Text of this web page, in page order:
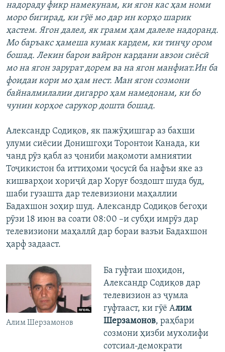
надораду фикр намекунам, ки ягон кас ҳам номи
моро бигирад, ки гӯё мо дар ин корҳо шарик
ҳастем. Ягон далел, як грамм ҳам далеле надоранд.
Мо баръакс ҳамеша кумак кардем, ки тинҷу ором
бошад. Лекин барои вайрон кардани авзои сиёсӣ
мо на ягон зарурат дорем ва на ягон манфиат.Ин ба
фоидаи кори мо ҳам нест. Ман ягон созмони
байналмилалии дигарро ҳам намедонам, ки бо
чунин корҳое сарукор дошта бошад.
Александр Содиқов, як пажӯҳишгар аз бахши
улуми сиёсии Донишгоҳи Торонтои Канада, ки
чанд рӯз қабл аз ҷониби мақомоти амниятии
Тоҷикистон ба иттиҳоми ҷосусӣ ба нафъи яке аз
кишварҳои хориҷӣ дар Хоруғ боздошт шуда буд,
шаби гузашта дар телевизиони маҳаллии
Бадахшон зоҳир шуд. Александр Содиқов бегоҳи
рӯзи 18 июн ва соати 08:00 –и субҳи имрӯз дар
телевизиони маҳаллӣ дар бораи вазъи Бадахшон
ҳарф задааст.
Алим Шерзамонов
Ба гуфтаи шоҳидон,
Александр Содиқов дар
телевизион аз ҷумла
гуфтааст, ки гӯё Алим
Шерзамонов, раҳбари
созмони ҳизби мухолифи
сотсиал-демократи